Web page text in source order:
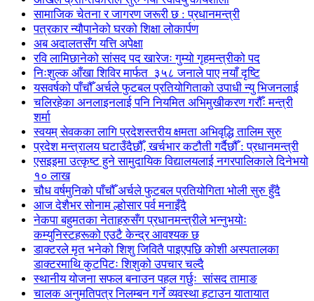
सामाजिक चेतना र जागरण जरूरी छ : प्रधानमन्त्री
पत्रकार न्यौपानेको घरको शिक्षा लोकार्पण
अब अदालतसँग यत्ति अपेक्षा
रवि लामिछानेको सांसद पद खारेजः गुम्यो गृहमन्त्रीको पद
निःशुल्क आँखा शिविर मार्फत ३५८ जनाले पाए नयाँ दृष्टि
यसवर्षको पाँचौँ अर्चले फुटबल प्रतियोगिताको उपाधी न्यु भिजनलाई
चलिरहेका अनलाइनलाई पनि नियमित अभिमुखीकरण गरौँः मन्त्री
शर्मा
स्वयम् सेवकका लागि प्रदेशस्तरीय क्षमता अभिवृद्धि तालिम सुरु
प्रदेश मन्त्रालय घटाउँदैछौँ, खर्चभार कटौती गर्दैछौँ : प्रधानमन्त्री
एसइइमा उत्कृष्ट हुने सामुदायिक विद्यालयलाई नगरपालिकाले दिनेभयो
१० लाख
चौध वर्षमुनिको पाँचौँ अर्चले फुटबल प्रतियोगिता भोली सुरु हुँदै
आज देशैभर सोनाम ल्होसार पर्व मनाइँदै
नेकपा बहुमतका नेताहरुसँग प्रधानमन्त्रीले भन्नुभयोः
कम्युनिस्टहरूको एउटै केन्द्र आवश्यक छ
डाक्टरले मृत भनेको शिशु जिवितै पाइएपछि कोशी अस्पतालका
डाक्टरमाथि कुटपिटः शिशुको उपचार चल्दै
स्थानीय योजना सफल बनाउन पहल गर्छुः सांसद तामाङ
चालक अनुमतिपत्र निलम्बन गर्ने व्यवस्था हटाउन यातायात